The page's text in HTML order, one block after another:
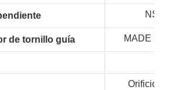
de tornillo guía MADE IN
Orificio